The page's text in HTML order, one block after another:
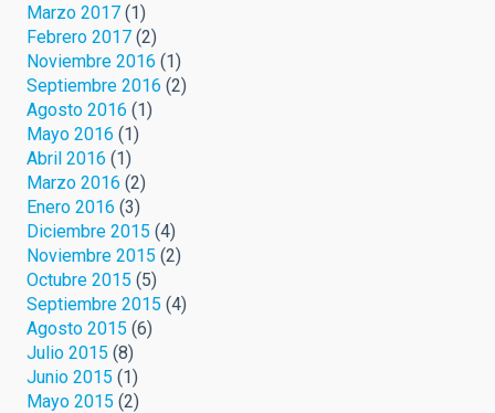
Marzo 2017 (1)
Febrero 2017 (2)
Noviembre 2016 (1)
Septiembre 2016 (2)
Agosto 2016 (1)
Mayo 2016 (1)
Abril 2016 (1)
Marzo 2016 (2)
Enero 2016 (3)
Diciembre 2015 (4)
Noviembre 2015 (2)
Octubre 2015 (5)
Septiembre 2015 (4)
Agosto 2015 (6)
Julio 2015 (8)
Junio 2015 (1)
Mayo 2015 (2)